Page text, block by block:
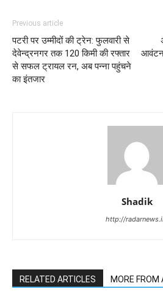
Previous article
पटरी पर उम्मीदों की ट्रेन: फुलवारी से
देवेन्द्रनगर तक 120 किमी की रफ्तार
से सफल ट्रायल रन, अब पन्ना पहुंचने
का इंतजार
आवंटन
Shadik
http://
RELATED ARTICLES MORE FROM